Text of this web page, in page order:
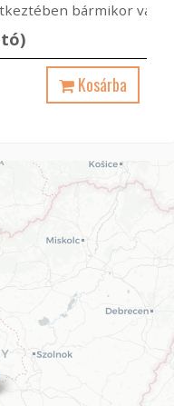
bármikor
Kosárba